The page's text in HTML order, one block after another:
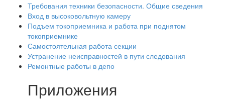
Требования техники безопасности. Общие сведения
Вход в высоковольтную камеру
Подъем токоприемника и работа при поднятом
токоприемнике
Самостоятельная работа секции
Устранение неисправностей в пути следования
Ремонтные работы в депо
Приложения